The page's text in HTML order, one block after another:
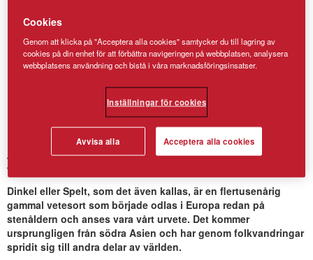
Dinkelmjöl Siktat
Dinkel eller Spelt, som det även kallas, är en flertusenårig
gammal vetesort som började odlas i Europa redan på
stenåldern och anses vara vårt urvete. Det kommer
ursprungligen från södra Asien och har genom folkvandringar
spridit sig till andra delar av världen.
Cookies
Genom att klicka på "Acceptera alla cookies" samtycker du till lagring av
cookies på din enhet för att förbättra navigeringen på webbplatsen, analysera
webbplatsens användning och bistå i våra marknadsföringsinsatser.
Inställningar för cookies
Avvisa alla Acceptera alla cookies